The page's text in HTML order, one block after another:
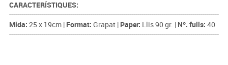
CARACTERÍSTIQUES:
Mida: 25 x 19cm | Format: Grapat | Paper: Llis 90 gr. | Nº. fulls: 40